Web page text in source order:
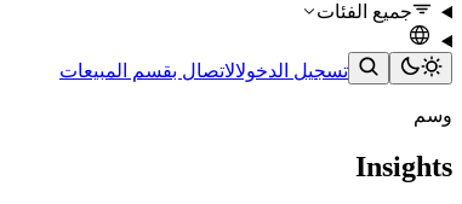
جميع الفئات
تسجيل الدخولالاتصال بقسم المبيعات
وسم
Insights